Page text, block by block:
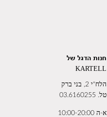
חנות הדגל של
KARTELL
הלח"י 2, בני ברק
טל. 03.6160255
א-ה 10:00-20:00